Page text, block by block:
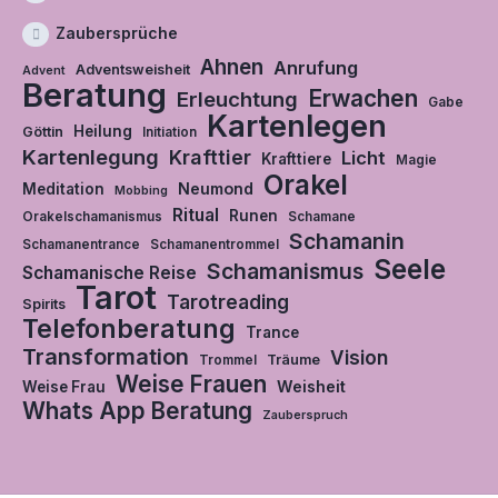
Zaubersprüche
Advent Adventsweisheit Ahnen Anrufung
Beratung Erleuchtung Erwachen Gabe
Göttin Heilung Initiation Kartenlegen
Kartenlegung Krafttier Krafttiere Licht Magie
Meditation Mobbing Neumond Orakel
Orakelschamanismus Ritual Runen
Schamane
Schamanentrance
Schamanentrommel Schamanin
Schamanische Reise Schamanismus Seele
Spirits Tarot Tarotreading
Telefonberatung Trance
Transformation Trommel Träume Vision
Weise Frau Weise Frauen Weisheit
Whats App Beratung Zauberspruch